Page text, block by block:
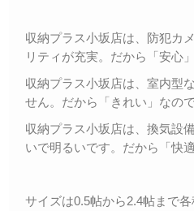
収納プラス小坂店は、防犯カ
リティが充実。だから「安心
収納プラス小坂店は、室内型
せん。だから「きれい」なので
収納プラス小坂店は、換気設
いで明るいです。だから「快
サイズは0.5帖から2.4帖まで各